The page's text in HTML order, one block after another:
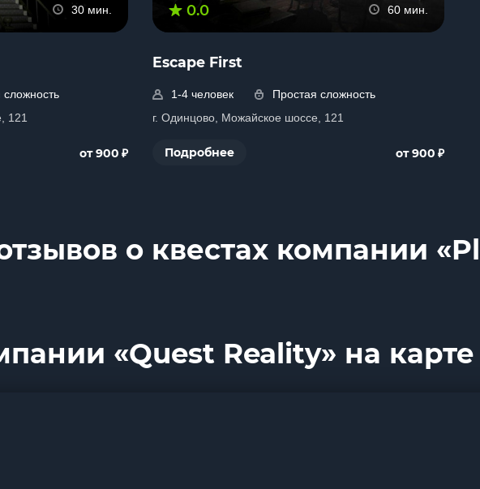
30 мин.
сложность
121
от 900 ₽
0.0 60 мин.
Escape First
1-4 человек
Простая сложность
г. Одинцово, Можайское шоссе, 121
Подробнее от 900 ₽
о квестах компании
«Quest Reality» на карте